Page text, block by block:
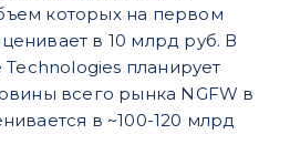
которых на первом
в 10 млрд руб. В
планирует
всего рынка NGFW в
в ~100-120 млрд